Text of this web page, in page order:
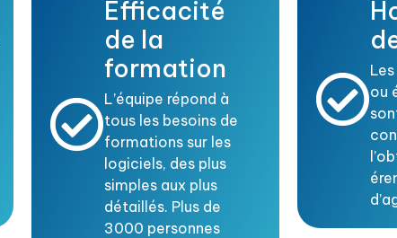
Efficacité
de la
formation
L’équipe répond à
tous les besoins de
formations sur les
logiciels, des plus
simples aux plus
détaillés. Plus de
3000 personnes
ou